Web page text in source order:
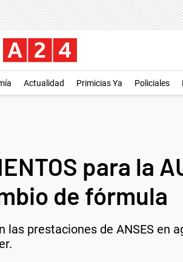
Actualidad Primicias Ya Policiales
para la
de fórmula
prestaciones de ANSES en